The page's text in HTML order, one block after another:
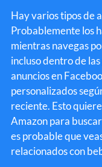
Hay varios tipos de
Probablemente los
mientras navegas
incluso dentro de
anuncios en
personalizados
reciente. Esto
Amazon para
es probable que
relacionados con